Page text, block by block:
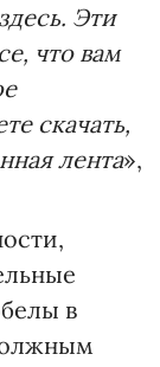
Эти
что вам
скачать,
лента»,
в